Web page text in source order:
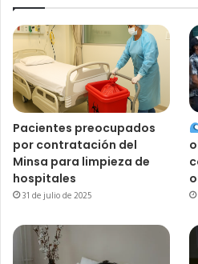
Pacientes preocupados
por contratación del
Minsa para limpieza de
hospitales
31 de julio de 2025